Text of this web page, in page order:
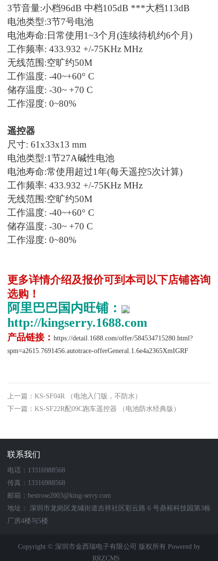
3节音量:小档96dB 中档105dB ***大档113dB
电池类型:3节7号电池
电池寿命:日常使用1~3个月(连续待机约6个月)
工作频率: 433.932 +/-75KHz MHz
无线范围:空旷约50M
工作温度: -40~+60° C
储存温度: -30~ +70 C
工作湿度: 0~80%
遥控器
尺寸: 61x33x13 mm
电池类型:1节27A碱性电池
电池寿命:常使用超过1年(每天遥控5次计算)
工作频率: 433.932 +/-75KHz MHz
无线范围:空旷约50M
工作温度: -40~+60° C
储存温度: -30~ +70 C
工作湿度: 0~80%
更多详情介绍及报价可到本司以下店铺咨询
选购！
阿里巴巴国内旺铺：
http://kingserry.1688.com
产品链接： https://detail.1688.com/offer/584534715280.html?
spm=a2615.7691456.autotrace-offerGeneral.1.6e4a2365XmIGRF
上一篇：KS-SF04R （电池入门版，不防水）
下一篇：KS-SF22R配09C跑车遥控器 （电池防水经典版）
联系我们
电话：13316988568
传真：13316988568
邮箱：bestrose2003@king-serry.com
地址： 深圳市龙岗区龙城街道吉祥社区彩云路 6 号鼎裕科技园第3栋
厂房4楼与5楼
Copyright © 深圳市金西瑞电子有限公司 版权所有 Powered by
RRZCMS